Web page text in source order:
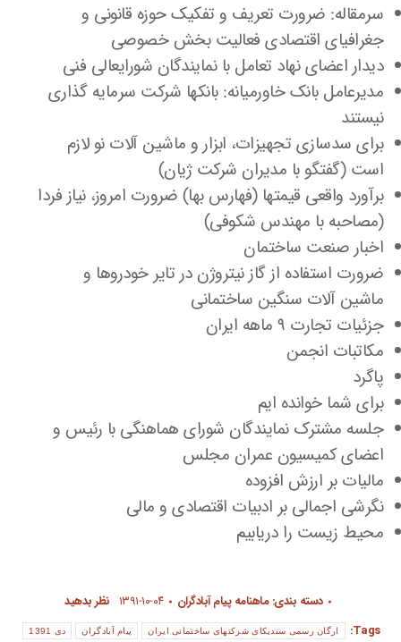
سرمقاله: ضرورت تعریف و تفکیک حوزه قانونی و
جغرافیای اقتصادی فعالیت بخش خصوصی
دیدار اعضای نهاد تعامل با نمایندگان شورایعالی فنی
مدیرعامل بانک خاورمیانه: بانکها شرکت سرمایه گذاری
نیستند
برای سدسازی تجهیزات، ابزار و ماشین آلات نو لازم
است (گفتگو با مدیران شرکت ژیان)
برآورد واقعی قیمتها (فهارس بها) ضرورت امروز، نیاز فردا
(مصاحبه با مهندس شکوفی)
اخبار صنعت ساختمان
ضرورت استفاده از گاز نیتروژن در تایر خودروها و
ماشین آلات سنگین ساختمانی
جزئیات تجارت ۹ ماهه ایران
مکاتبات انجمن
پاگرد
برای شما خوانده ایم
جلسه مشترک نمایندگان شورای هماهنگی با رئیس و
اعضای کمیسیون عمران مجلس
مالیات بر ارزش افزوده
نگرشی اجمالی بر ادبیات اقتصادی و مالی
محیط زیست را دریابیم
دسته بندی:ماهنامه پیام آبادگران ۱۳۹۱-۱۰-۰۴ نظر بدهید
Tags:
ارگان رسمی سندیکای شرکتهای ساختمانی ایران پیام آبادگران دی 1391